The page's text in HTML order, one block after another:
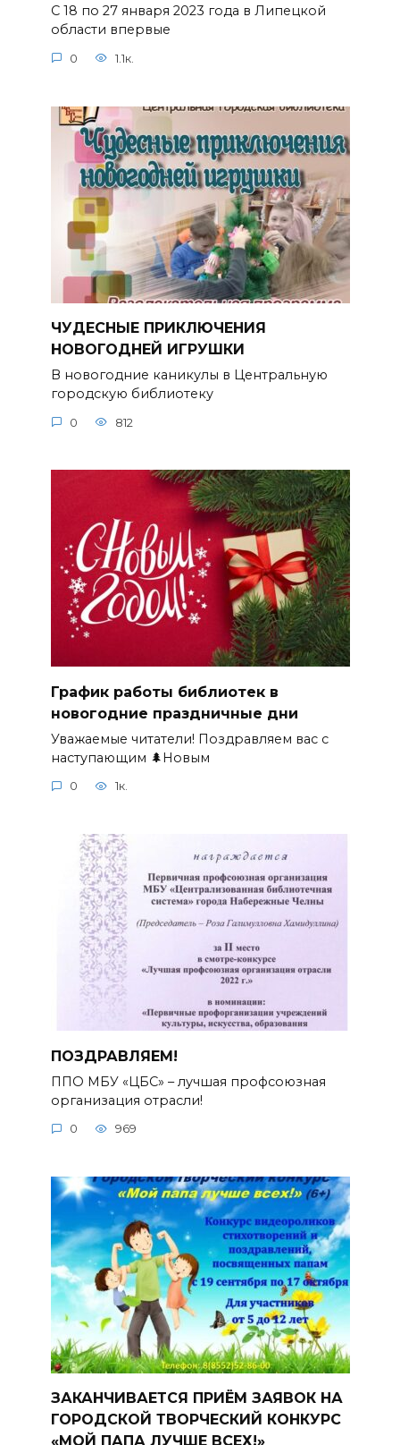
С 18 по 27 января 2023 года в Липецкой
области впервые
0 1.1к.
ЧУДЕСНЫЕ ПРИКЛЮЧЕНИЯ
НОВОГОДНЕЙ ИГРУШКИ
В новогодние каникулы в Центральную
городскую библиотеку
0 812
График работы библиотек в
новогодние праздничные дни
Уважаемые читатели! Поздравляем вас с
наступающим 🌲Новым
0 1к.
ПОЗДРАВЛЯЕМ!
ППО МБУ «ЦБС» – лучшая профсоюзная
организация отрасли!
0 969
ЗАКАНЧИВАЕТСЯ ПРИЁМ ЗАЯВОК НА
ГОРОДСКОЙ ТВОРЧЕСКИЙ КОНКУРС
«МОЙ ПАПА ЛУЧШЕ ВСЕХ!»